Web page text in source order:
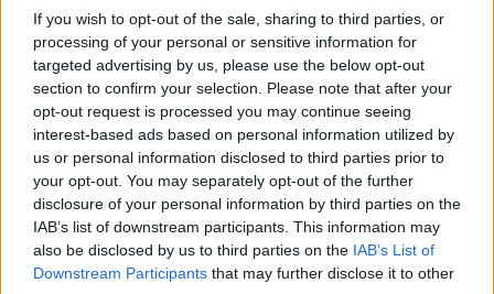
If you wish to opt-out of the sale, sharing to third parties, or
processing of your personal or sensitive information for
targeted advertising by us, please use the below opt-out
section to confirm your selection. Please note that after your
opt-out request is processed you may continue seeing
interest-based ads based on personal information utilized by
us or personal information disclosed to third parties prior to
your opt-out. You may separately opt-out of the further
disclosure of your personal information by third parties on the
IAB’s list of downstream participants. This information may
also be disclosed by us to third parties on the IAB’s List of
Downstream Participants that may further disclose it to other
A most következő színpadi vita miről szól majd?
Jancsó: Bérczes László kérdez majd minket, úgyhogy
nem tudom, mi lesz a program.
A 34. Filmszemlén mutatták be a Kelj fel komám, ne
aludjál című filmet. Milyen volt a fogadtatás?